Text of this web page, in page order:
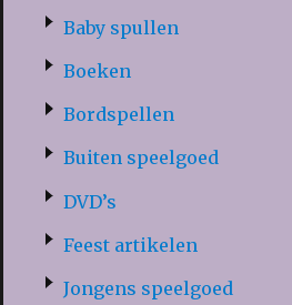
Baby spullen
Boeken
Bordspellen
Buiten speelgoed
DVD’s
Feest artikelen
Jongens speelgoed